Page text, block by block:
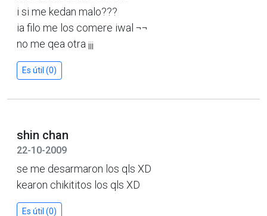
i si me kedan malo???
ia filo me los comere iwal ¬¬
no me qea otra ¡¡¡
Es útil (0)
shin chan
22-10-2009
se me desarmaron los qls XD
kearon chikititos los qls XD
Es útil (0)